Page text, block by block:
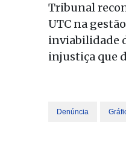
Tribunal
UTC na
inviabilidade
injustiça que
Denúncia